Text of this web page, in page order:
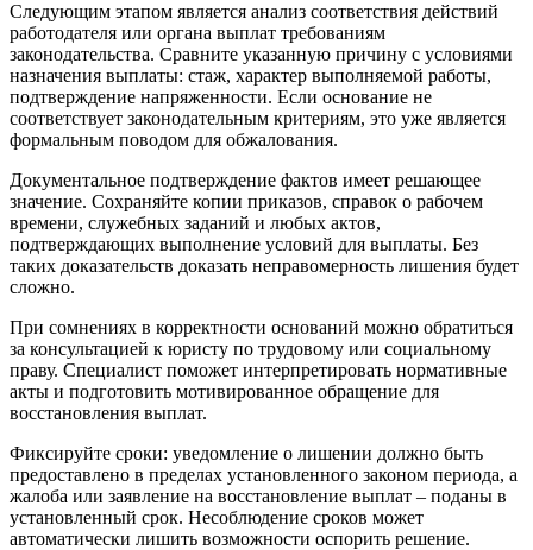
Следующим этапом является анализ соответствия действий
работодателя или органа выплат требованиям
законодательства. Сравните указанную причину с условиями
назначения выплаты: стаж, характер выполняемой работы,
подтверждение напряженности. Если основание не
соответствует законодательным критериям, это уже является
формальным поводом для обжалования.
Документальное подтверждение фактов имеет решающее
значение. Сохраняйте копии приказов, справок о рабочем
времени, служебных заданий и любых актов,
подтверждающих выполнение условий для выплаты. Без
таких доказательств доказать неправомерность лишения будет
сложно.
При сомнениях в корректности оснований можно обратиться
за консультацией к юристу по трудовому или социальному
праву. Специалист поможет интерпретировать нормативные
акты и подготовить мотивированное обращение для
восстановления выплат.
Фиксируйте сроки: уведомление о лишении должно быть
предоставлено в пределах установленного законом периода, а
жалоба или заявление на восстановление выплат – поданы в
установленный срок. Несоблюдение сроков может
автоматически лишить возможности оспорить решение.